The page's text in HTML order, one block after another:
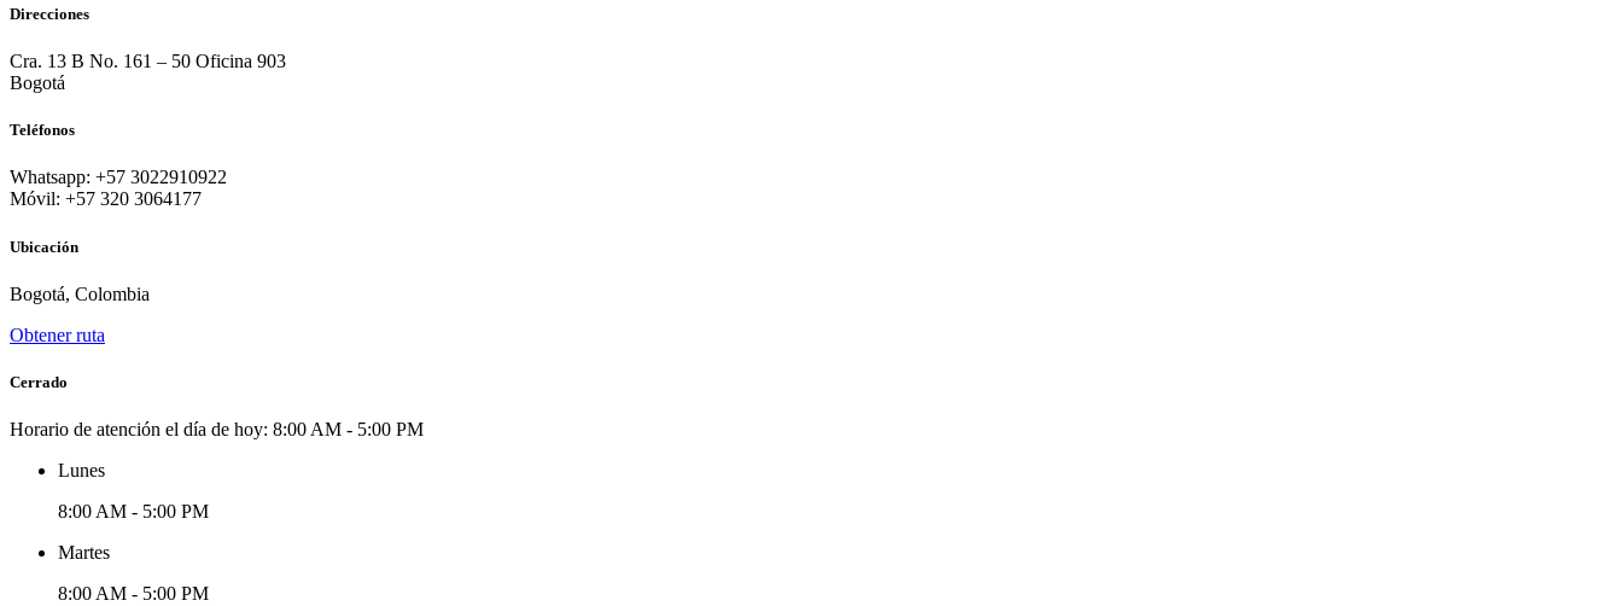
Direcciones
Cra. 13 B No. 161 – 50 Oficina 903
Bogotá
Teléfonos
Whatsapp: +57 3022910922
Móvil: +57 320 3064177
Ubicación
Bogotá, Colombia
Obtener ruta
Cerrado
Horario de atención el día de hoy: 8:00 AM - 5:00 PM
Lunes
8:00 AM - 5:00 PM
Martes
8:00 AM - 5:00 PM